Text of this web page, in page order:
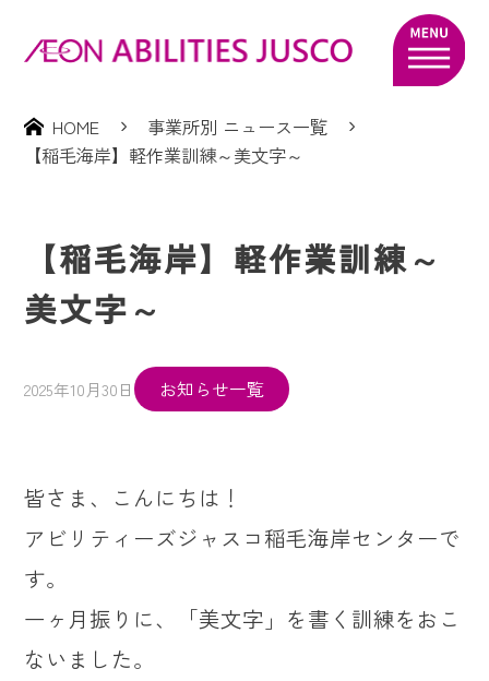
HOME
事業所別 ニュース一覧
【稲毛海岸】軽作業訓練～美文字～
【稲毛海岸】軽作業訓練～
美文字～
2025年10月30日 お知らせ一覧
皆さま、こんにちは！
アビリティーズジャスコ稲毛海岸センターで
す。
一ヶ月振りに、「美文字」を書く訓練をおこ
ないました。